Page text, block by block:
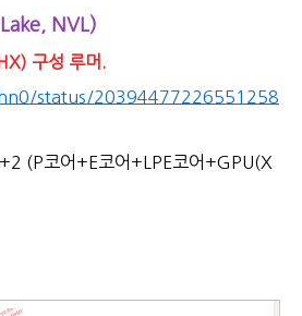
NVL)
구성 루머.
status/20394477226551258
(P코어+E코어+LPE코어+GPU(X